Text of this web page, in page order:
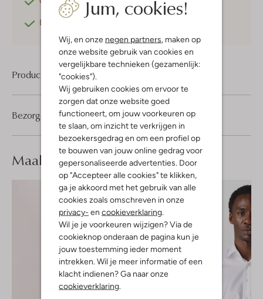
Jum, cookies!
Wij, en onze negen partners, maken op
onze website gebruik van cookies en
vergelijkbare technieken (gezamenlijk:
"cookies").
Wij gebruiken cookies om ervoor te
zorgen dat onze website goed
functioneert, om jouw voorkeuren op
te slaan, om inzicht te verkrijgen in
bezoekersgedrag en om een profiel op
te bouwen van jouw online gedrag voor
gepersonaliseerde advertenties. Door
op "Accepteer alle cookies" te klikken,
ga je akkoord met het gebruik van alle
cookies zoals omschreven in onze
privacy- en cookieverklaring.
Wil je je voorkeuren wijzigen? Via de
cookieknop onderaan de pagina kun je
jouw toestemming ieder moment
intrekken. Wil je meer informatie of een
klacht indienen? Ga naar onze
cookieverklaring.
Betaal achteraf
Product informatie
Bezorgen & retourneren
Maak jelook compleet